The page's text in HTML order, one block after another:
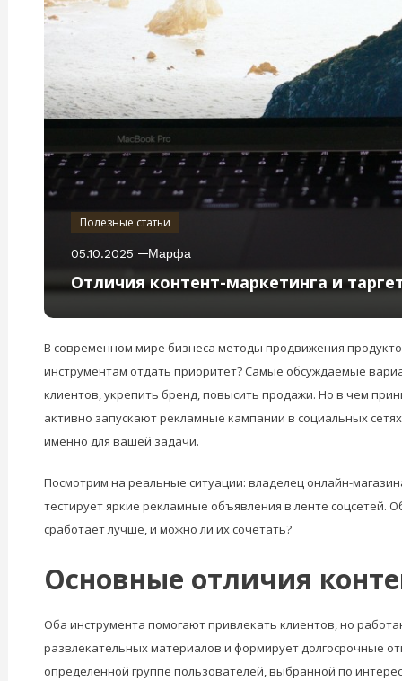
Полезные статьи
05.10.2025 Марфа
Отличия контент-маркетинга и
В современном мире бизнеса методы продвижения
инструментам отдать приоритет? Самые обсуждаемые
клиентов, укрепить бренд, повысить продажи. Но в чем
активно запускают рекламные кампании в социальных
именно для вашей задачи.
Посмотрим на реальные ситуации: владелец онлайн-
тестирует яркие рекламные объявления в ленте соцсетей.
сработает лучше, и можно ли их сочетать?
Основные отличия
Оба инструмента помогают привлекать клиентов, но
развлекательных материалов и формирует долгосрочные
определённой группе пользователей, выбранной по